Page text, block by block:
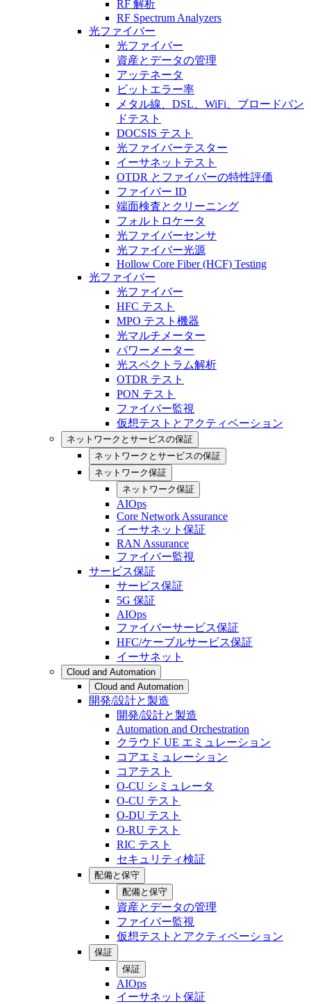
RF 解析
RF Spectrum Analyzers
光ファイバー
光ファイバー
資産とデータの管理
アッテネータ
ビットエラー率
メタル線、DSL、WiFi、ブロードバン
ドテスト
DOCSIS テスト
光ファイバーテスター
イーサネットテスト
OTDR とファイバーの特性評価
ファイバー ID
端面検査とクリーニング
フォルトロケータ
光ファイバーセンサ
光ファイバー光源
Hollow Core Fiber (HCF) Testing
光ファイバー
光ファイバー
HFC テスト
MPO テスト機器
光マルチメーター
パワーメーター
光スペクトラム解析
OTDR テスト
PON テスト
ファイバー監視
仮想テストとアクティベーション
ネットワークとサービスの保証
ネットワークとサービスの保証
ネットワーク保証
ネットワーク保証
AIOps
Core Network Assurance
イーサネット保証
RAN Assurance
ファイバー監視
サービス保証
サービス保証
5G 保証
AIOps
ファイバーサービス保証
HFC/ケーブルサービス保証
イーサネット
Cloud and Automation
Cloud and Automation
開発/設計と製造
開発/設計と製造
Automation and Orchestration
クラウド UE エミュレーション
コアエミュレーション
コアテスト
O-CU シミュレータ
O-CU テスト
O-DU テスト
O-RU テスト
RIC テスト
セキュリティ検証
配備と保守
配備と保守
資産とデータの管理
ファイバー監視
仮想テストとアクティベーション
保証
保証
AIOps
イーサネット保証